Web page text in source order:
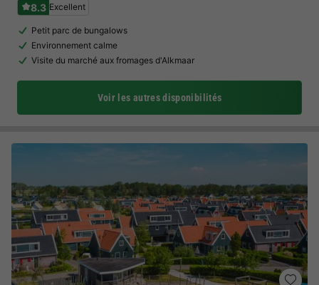
8.3 Excellent
Petit parc de bungalows
Environnement calme
Visite du marché aux fromages d'Alkmaar
Voir les autres disponibilités